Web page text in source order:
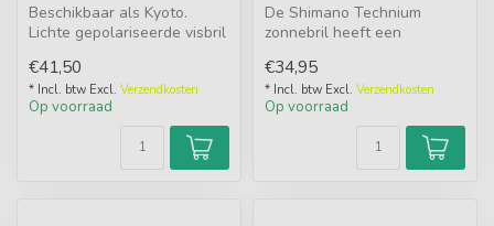
Beschikbaar als Kyoto.
Lichte gepolariseerde visbril
materialen...
€41,50
* Incl. btw Excl. Verzendkosten
Op voorraad
De Shimano Technium
zonnebril heeft een
omhullend Grilamid T...
€34,95
* Incl. btw Excl. Verzendkosten
Op voorraad